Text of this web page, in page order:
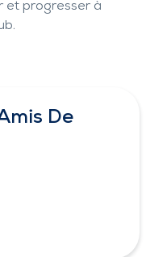
et progresser à
De